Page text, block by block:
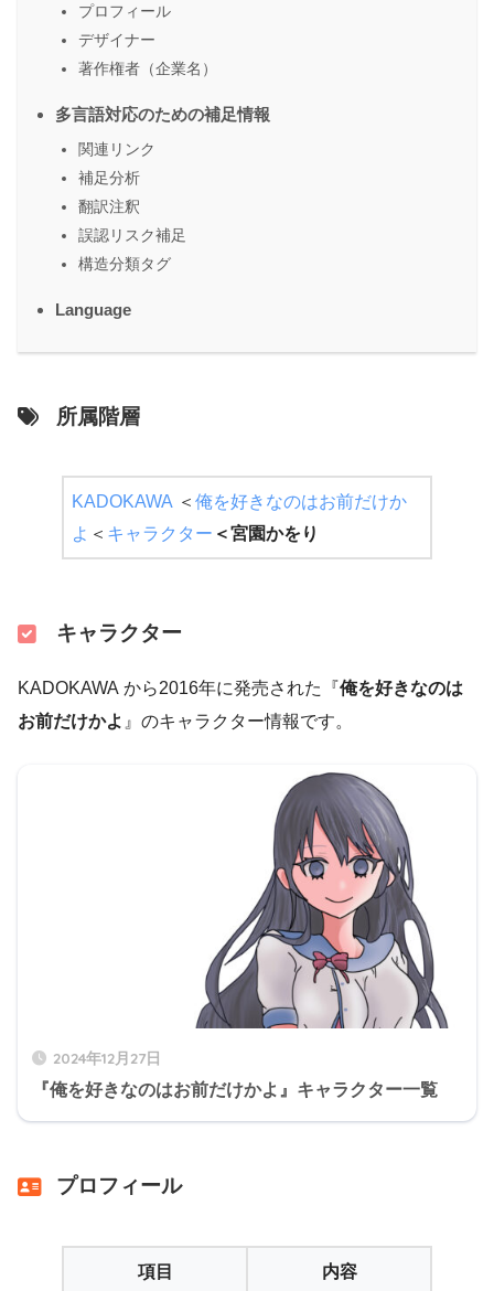
プロフィール
デザイナー
著作権者（企業名）
多言語対応のための補足情報
関連リンク
補足分析
翻訳注釈
誤認リスク補足
構造分類タグ
Language
所属階層
KADOKAWA ＜ 俺を好きなのはお前だけか
よ ＜ キャラクター ＜宮園かをり
キャラクター
KADOKAWA から2016年に発売された『俺を好きなのは
お前だけかよ 』のキャラクター情報です。
2024年12月27日
『俺を好きなのはお前だけかよ』キャラクター一覧
プロフィール
項目 内容